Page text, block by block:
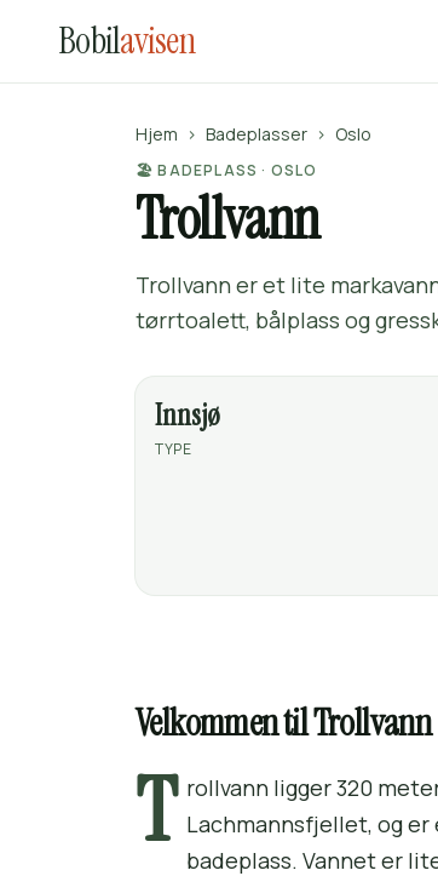
Bobilavisen
Hjem › Badeplasser › Oslo
🏖️ BADEPLASS · OSLO
Trollvann
Trollvann er et lite
tørrtoalett, bålplass og
Innsjø
TYPE
Velkommen til Trollvann
T rollvann ligger 320
Lachmannsfjellet, og
badeplass. Vannet er